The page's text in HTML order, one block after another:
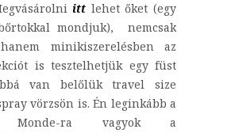
itt lehet őket (egy
mondjuk), nemcsak
minikiszerelésben az
is tesztelhetjük egy füst
van belőlük travel size
vörzsön is. Én leginkább a
Monde-ra vagyok a